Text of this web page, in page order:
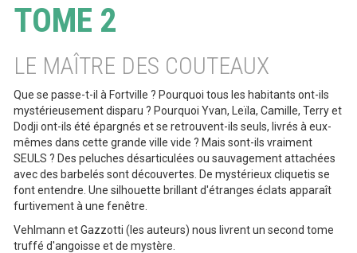
TOME 2
LE MAÎTRE DES COUTEAUX
Que se passe-t-il à Fortville ? Pourquoi tous les habitants ont-ils
mystérieusement disparu ? Pourquoi Yvan, Leïla, Camille, Terry et
Dodji ont-ils été épargnés et se retrouvent-ils seuls, livrés à eux-
mêmes dans cette grande ville vide ? Mais sont-ils vraiment
SEULS ? Des peluches désarticulées ou sauvagement attachées
avec des barbelés sont découvertes. De mystérieux cliquetis se
font entendre. Une silhouette brillant d'étranges éclats apparaît
furtivement à une fenêtre.
Vehlmann et Gazzotti (les auteurs) nous livrent un second tome
truffé d'angoisse et de mystère.